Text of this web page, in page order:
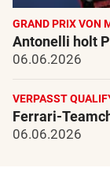
GRAND PRIX VON
Antonelli holt
06.06.2026
VERPASST
Ferrari-
06.06.2026